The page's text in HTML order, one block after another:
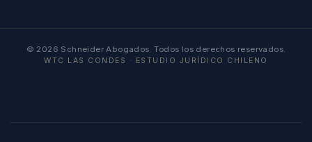
© 2026 Schneider Abogados. Todos los derechos reservados.
WTC LAS CONDES · ESTUDIO JURÍDICO CHILENO